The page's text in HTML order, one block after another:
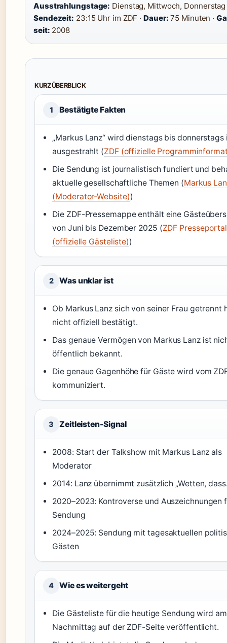
Ausstrahlungstage: Dienstag, Mittwoch, Donnerstag
Sendezeit: 23:15 Uhr im ZDF · Dauer: 75 Minuten ·
seit: 2008
KURZÜBERBLICK
1 Bestätigte Fakten
„Markus Lanz“ wird dienstags bis donnerstags
ausgestrahlt (ZDF (offizielle
Die Sendung ist journalistisch fundiert und
aktuelle gesellschaftliche Themen (Markus
(Moderator-Website))
Die ZDF-Pressemappe enthält eine
von Juni bis Dezember 2025 (ZDF Presseportal
(offizielle Gästeliste))
2 Was unklar ist
Ob Markus Lanz sich von seiner Frau getrennt
nicht offiziell bestätigt.
Das genaue Vermögen von Markus Lanz ist
öffentlich bekannt.
Die genaue Gagenhöhe für Gäste wird vom
kommuniziert.
3 Zeitleisten-Signal
2008: Start der Talkshow mit Markus Lanz als
Moderator
2014: Lanz übernimmt zusätzlich „Wetten,
2020–2023: Kontroverse und Auszeichnungen
Sendung
2024–2025: Sendung mit tagesaktuellen
Gästen
4 Wie es weitergeht
Die Gästeliste für die heutige Sendung wird am
Nachmittag auf der ZDF-Seite veröffentlicht.